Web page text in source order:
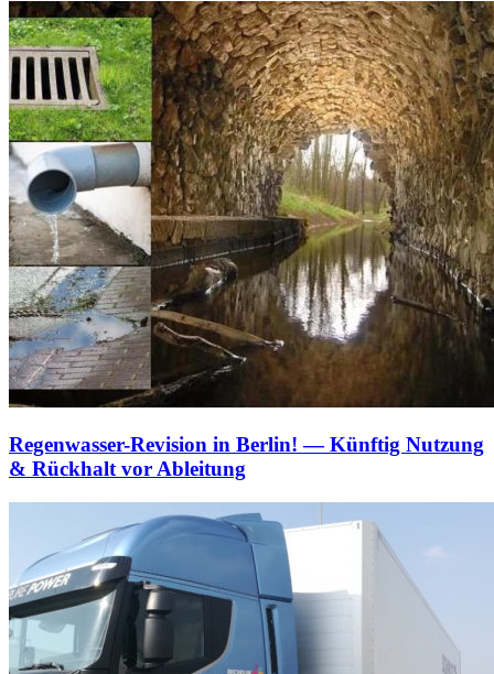
Regenwasser-Revision in Berlin! — Künftig Nutzung
& Rückhalt vor Ableitung